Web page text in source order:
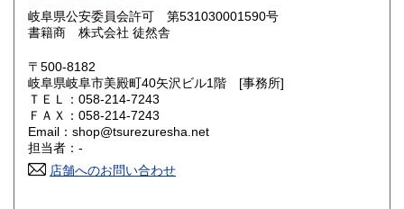
鳥取県 300円 島根県
岡山県
山口県 300円
香川県
高知県 300円
岐阜県公安委員会許可 第531030001590号
書籍商 株式会社 徒然舎
〒500-8182
岐阜県岐阜市美殿町40矢沢ビル1階 [事務所]
ＴＥＬ：058-214-7243
ＦＡＸ：058-214-7243
Email：shop@tsurezuresha.net
担当者：-
店舗へのお問い合わせ